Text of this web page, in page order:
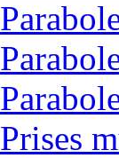
Prises